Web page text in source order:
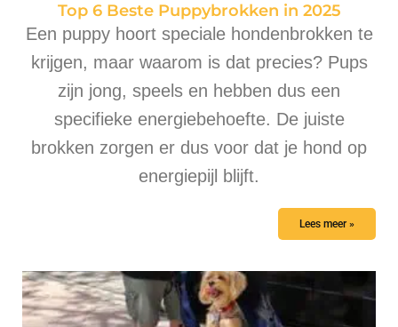
Top 6 Beste Puppybrokken in 2025
Een puppy hoort speciale hondenbrokken te
krijgen, maar waarom is dat precies? Pups
zijn jong, speels en hebben dus een
specifieke energiebehoefte. De juiste
brokken zorgen er dus voor dat je hond op
energiepijl blijft.
Lees meer »